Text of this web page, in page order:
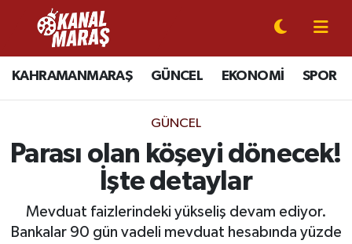
KAHRAMANMARAŞ GÜNCEL EKONOMİ SPOR
GÜNCEL
Parası olan köşeyi dönecek!
İşte detaylar
Mevduat faizlerindeki yükseliş devam ediyor.
Bankalar 90 gün vadeli mevduat hesabında yüzde
CANLI YAYIN
KAHRAMANMARAŞ
SİYASET
Kahramanmaraş Nöbetçi Eczaneler
Kahramanmaraş Hava Durumu
Kahramanmaraş Namaz Vakitleri
Kahramanmaraş Trafik Yoğunluk Haritası
Süper Lig Puan Durumu ve Fikstür